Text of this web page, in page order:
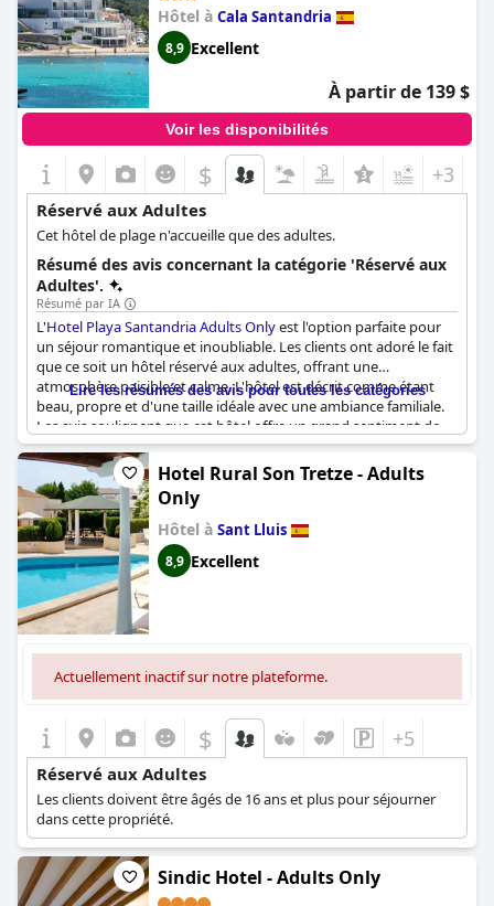
Hôtel à Cala Santandria
8,9 Excellent
À partir de 139 $
Voir les disponibilités
$ +3
Réservé aux Adultes
Cet hôtel de plage n'accueille que des adultes.
Résumé des avis concernant la catégorie 'Réservé aux
Adultes'.
Résumé par IA
L'Hotel Playa Santandria Adults Onlyest l'option parfaite pour
un séjour romantique et inoubliable. Les clients ont adoré le fait
que ce soit un hôtel réservé aux adultes, offrant une
atmosphère paisible et calme. L'hôtel est décrit comme étant
beau, propre et d'une taille idéale avec une ambiance familiale.
Les avis soulignent que cet hôtel offre un grand sentiment de
relaxation et de tranquillité aux clients qui cherchent à échapper
à l'agitation de la vie quotidienne. Dans l'ensemble, l' Hotel Playa
Santandria Adults Onlyest le choix idéal pour tous ceux qui
recherchent une escapade paisible, romantique et sereine.
Lire les résumés des avis pour toutes les catégories
Hotel Rural Son Tretze - Adults
Only
Hôtel à Sant Lluis
8,9 Excellent
Actuellement inactif sur notre plateforme.
$ +5
Réservé aux Adultes
Les clients doivent être âgés de 16 ans et plus pour séjourner
dans cette propriété.
Sindic Hotel - Adults Only